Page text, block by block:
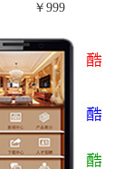
￥999